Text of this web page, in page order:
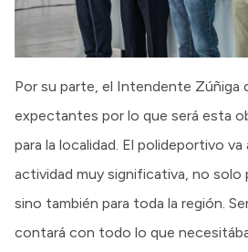
Por su parte, el Intendente Zúñiga
expectantes por lo que será esta
para la localidad. El polideportivo va
actividad muy significativa, no solo
sino también para toda la región.
contará con todo lo que